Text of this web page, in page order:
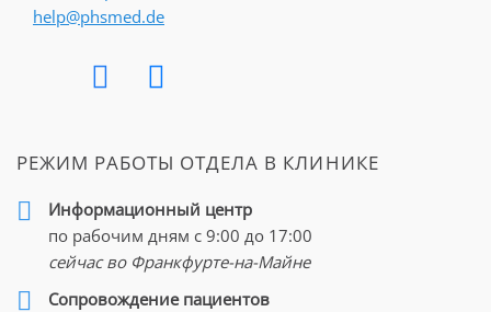
help@phsmed.de
РЕЖИМ РАБОТЫ ОТДЕЛА В КЛИНИКЕ
Информационный центр
по рабочим дням с 9:00 до 17:00
сейчас во Франкфурте-на-Майне
Cопровождение пациентов